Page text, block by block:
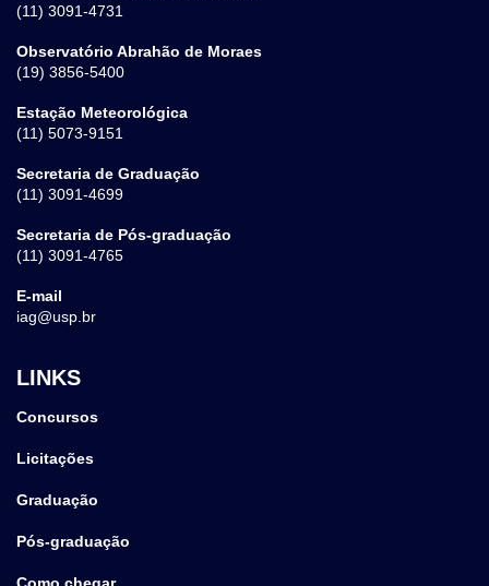
(11) 3091-4731
Observatório Abrahão de Moraes
(19) 3856-5400
Estação Meteorológica
(11) 5073-9151
Secretaria de Graduação
(11) 3091-4699
Secretaria de Pós-graduação
(11) 3091-4765
E-mail
iag@usp.br
LINKS
Concursos
Licitações
Graduação
Pós-graduação